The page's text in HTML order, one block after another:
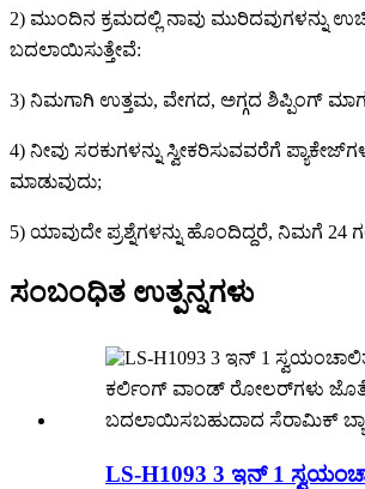
2) ಮುಂದಿನ ಕ್ರಮದಲ್ಲಿ ನಾವು ಮುರಿದವುಗಳನ್ನು
ಬದಲಾಯಿಸುತ್ತೇವೆ:
3) ನಿಮಗಾಗಿ ಉತ್ತಮ, ವೇಗದ, ಅಗ್ಗದ ಶಿಪ್ಪಿಂಗ್
4) ನೀವು ಸರಕುಗಳನ್ನು ಸ್ವೀಕರಿಸುವವರೆಗೆ
ಮಾಡುವುದು;
5) ಯಾವುದೇ ಪ್ರಶ್ನೆಗಳನ್ನು ಹೊಂದಿದ್ದರೆ, ನಿಮಗೆ 24
ಸಂಬಂಧಿತ ಉತ್ಪನ್ನಗಳು
LS-H1093 3 ಇನ್ 1